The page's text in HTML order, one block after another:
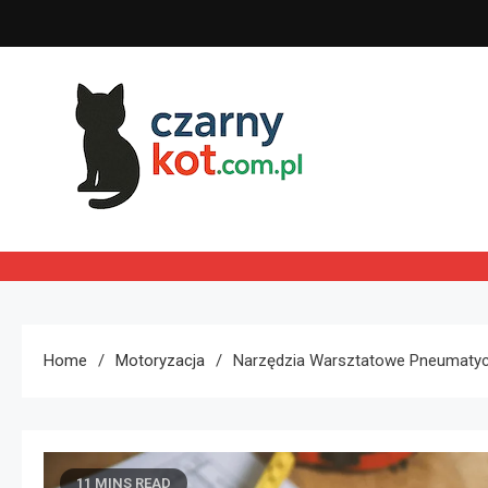
to
Czarny kot
Home Motoryzacja Narzędzia Warsztatowe
11 MINS READ